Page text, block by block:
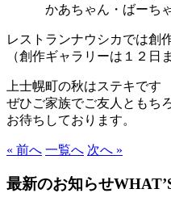
かあちゃん・ばーちゃ
レストランナウシカでは創
（創作ギャラリーは１２日
上士幌町の秋はステキです
ぜひご家族でご友人ともち
お待ちしております。
« 前へ 一覧へ 次へ »
最新のお知らせ